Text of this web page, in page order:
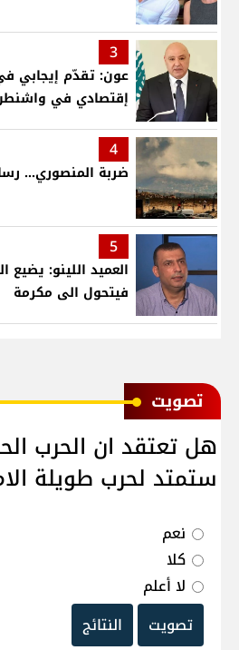
3
عون: تقدّم إيجابي
إقتصادي في
4
ضربة المنصوري...
5
العميد اللينو:
فيتحول الى مكرمة
ﺗﺼﻮﻳﺖ
هل تعتقد ان الحرب
ستمتد لحرب طويلة
نعم
كلا
لا أعلم
تصويت
النتائج